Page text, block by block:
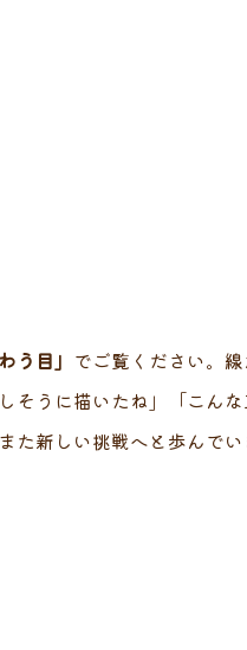
う目」 でご覧ください。
そうに描いたね」「こん
新しい挑戦へと歩んでい